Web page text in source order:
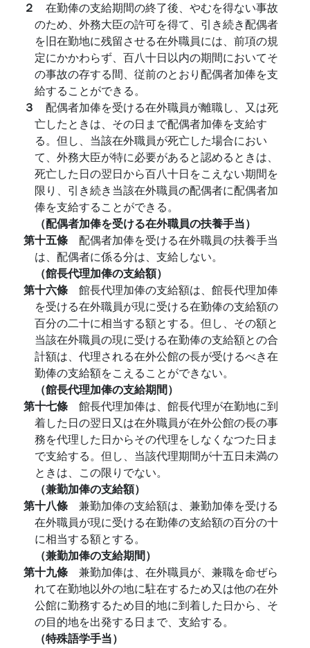
２ 在勤俸の支給期間の終了後、やむを得ない事故
のため、外務大臣の許可を得て、引き続き配偶者
を旧在勤地に残留させる在外職員には、前項の規
定にかかわらず、百八十日以内の期間においてそ
の事故の存する間、従前のとおり配偶者加俸を支
給することができる。
３ 配偶者加俸を受ける在外職員が離職し、又は死
亡したときは、その日まで配偶者加俸を支給す
る。但し、当該在外職員が死亡した場合におい
て、外務大臣が特に必要があると認めるときは、
死亡した日の翌日から百八十日をこえない期間を
限り、引き続き当該在外職員の配偶者に配偶者加
俸を支給することができる。
（配偶者加俸を受ける在外職員の扶養手当）
第十五條 配偶者加俸を受ける在外職員の扶養手当
は、配偶者に係る分は、支給しない。
（館長代理加俸の支給額）
第十六條 館長代理加俸の支給額は、館長代理加俸
を受ける在外職員が現に受ける在勤俸の支給額の
百分の二十に相当する額とする。但し、その額と
当該在外職員の現に受ける在勤俸の支給額との合
計額は、代理される在外公館の長が受けるべき在
勤俸の支給額をこえることができない。
（館長代理加俸の支給期間）
第十七條 館長代理加俸は、館長代理が在勤地に到
着した日の翌日又は在外職員が在外公館の長の事
務を代理した日からその代理をしなくなつた日ま
で支給する。但し、当該代理期間が十五日未満の
ときは、この限りでない。
（兼勤加俸の支給額）
第十八條 兼勤加俸の支給額は、兼勤加俸を受ける
在外職員が現に受ける在勤俸の支給額の百分の十
に相当する額とする。
（兼勤加俸の支給期間）
第十九條 兼勤加俸は、在外職員が、兼職を命ぜら
れて在勤地以外の地に駐在するため又は他の在外
公館に勤務するため目的地に到着した日から、そ
の目的地を出発する日まで、支給する。
（特殊語学手当）